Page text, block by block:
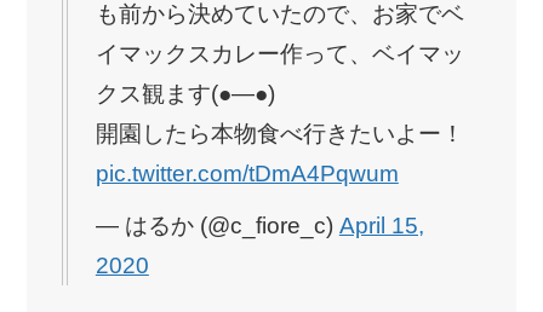
も前から決めていたので、お家でベ
イマックスカレー作って、ベイマッ
クス観ます(●―●)
開園したら本物食べ行きたいよー！
pic.twitter.com/tDmA4Pqwum
— はるか (@c_fiore_c) April 15,
2020